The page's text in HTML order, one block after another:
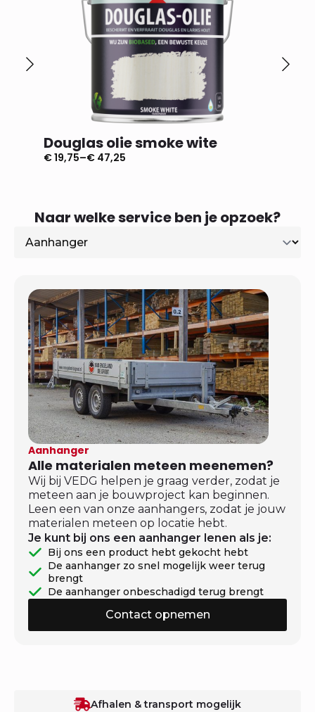
Douglas olie smoke wite
€19,75–€ 47,25
Prijsklasse:
Naar welke service ben je opzoek?
Aanhanger
Alle materialen meteen meenemen?
Wij bij VEDG helpen je graag verder, zodat je
meteen aan je bouwproject kan beginnen.
Leen een van onze aanhangers, zodat je jouw
materialen meteen op locatie hebt.
Je kunt bij ons een aanhanger lenen als je:
Bij ons een product hebt gekocht hebt
De aanhanger zo snel mogelijk weer terug
brengt
De aanhanger onbeschadigd terug brengt
Contact opnemen
Afhalen & transport mogelijk